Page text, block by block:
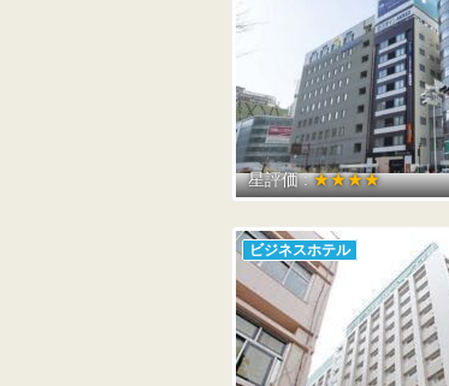
星評価 :★★★★
ビジネスホテル